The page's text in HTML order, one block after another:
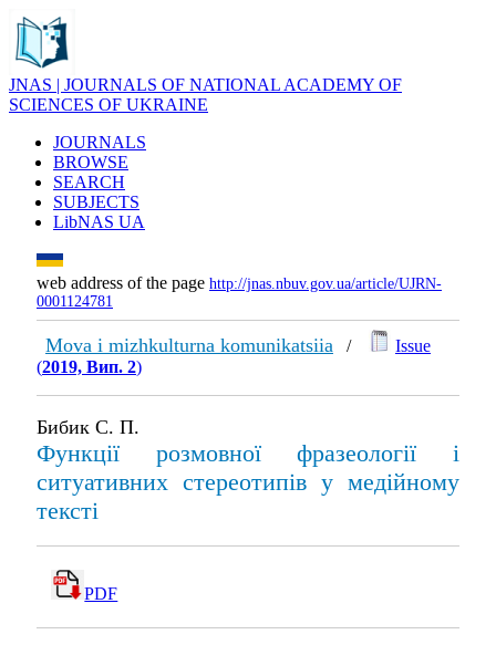
JNAS | JOURNALS OF NATIONAL ACADEMY OF
SCIENCES OF UKRAINE
JOURNALS
BROWSE
SEARCH
SUBJECTS
LibNAS UA
web address of the page http://jnas.nbuv.gov.ua/article/UJRN-
0001124781
Mova i mizhkulturna komunikatsiia /
Issue
(2019, Вип. 2)
Бибик С. П.
Функції розмовної фразеології і
ситуативних стереотипів у медійному
тексті
PDF